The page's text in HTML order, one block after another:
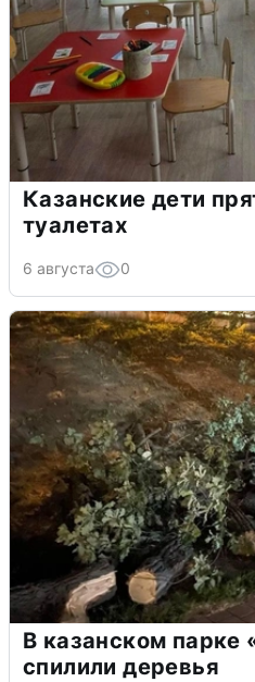
Казанские дети
туалетах
6 августа 0
В казанском парке
спилили деревья